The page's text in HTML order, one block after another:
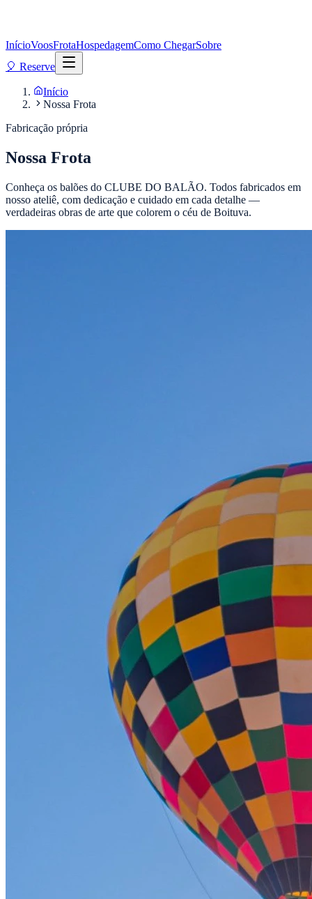
InícioVoosFrotaHospedagemComo ChegarSobre
🎈 Reserve
Início
Nossa Frota
Fabricação própria
Nossa Frota
Conheça os balões do CLUBE DO BALÃO. Todos fabricados em
nosso ateliê, com dedicação e cuidado em cada detalhe —
verdadeiras obras de arte que colorem o céu de Boituva.